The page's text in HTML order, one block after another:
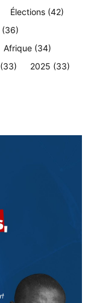
Élections (42)
(36)
Afrique (34)
(33) 2025 (33)